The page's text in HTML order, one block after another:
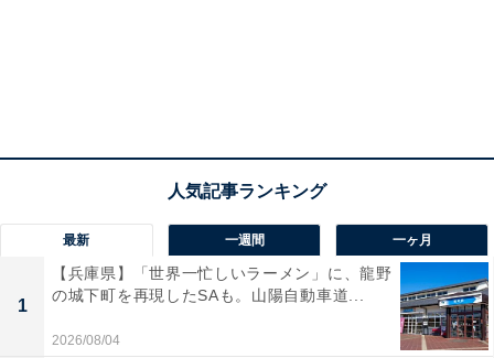
最新 一週間 一ヶ月
1
【兵庫県】「世界一忙しいラーメン」に、龍野
の城下町を再現したSAも。山陽自動車道...
2026/08/04